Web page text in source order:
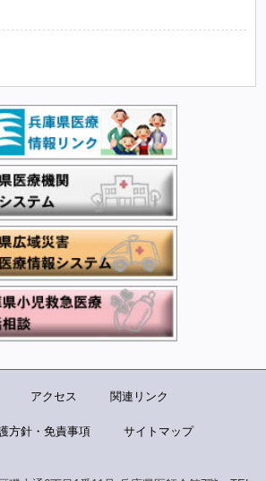
アクセス 関連リンク
方針・免責事項 サイトマップ